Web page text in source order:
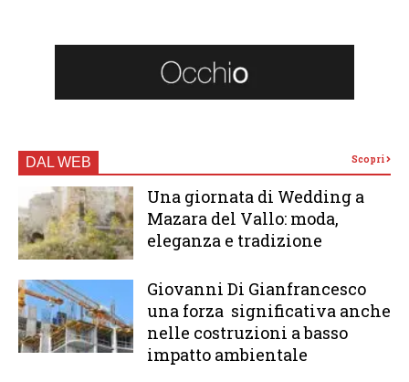
DAL WEB Scopri
Una giornata di Wedding a
Mazara del Vallo: moda,
eleganza e tradizione
Giovanni Di Gianfrancesco
una forza significativa anche
nelle costruzioni a basso
impatto ambientale